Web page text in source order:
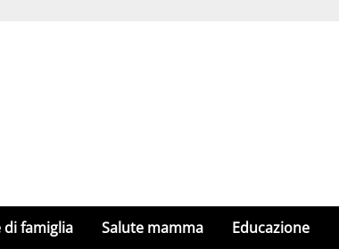
di famiglia Salute mamma Educazione